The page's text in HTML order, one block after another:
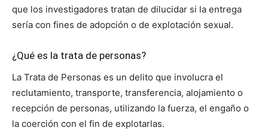
que los investigadores tratan de dilucidar si la entrega
sería con fines de adopción o de explotación sexual.
¿Qué es la trata de personas?
La Trata de Personas es un delito que involucra el
reclutamiento, transporte, transferencia, alojamiento o
recepción de personas, utilizando la fuerza, el engaño o
la coerción con el fin de explotarlas.